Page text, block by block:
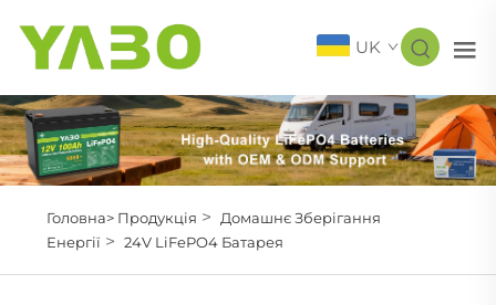
UK
Головна> Продукція >
Домашнє Зберігання
Енергії > 24V LiFePO4 Батарея